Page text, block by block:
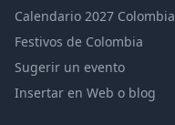
Calendario 2027 Colombia
Festivos de Colombia
Sugerir un evento
Insertar en Web o blog